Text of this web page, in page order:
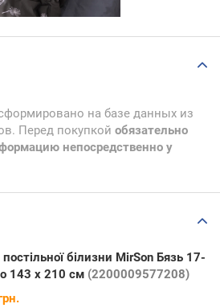
на базе данных из
Перед покупкой обязательно
непосредственно у
білизни MirSon Бязь 17-
143 x 210 см (2200009577208)